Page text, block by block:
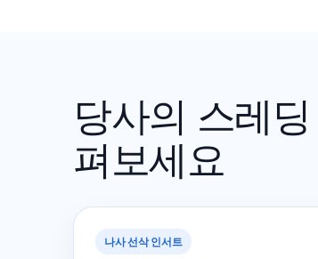
당사의 스레
펴보세요
나사 선삭 인서트